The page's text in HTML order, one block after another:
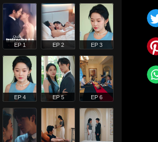
EP 1 EP 2 EP 3
EP 4 EP 5 EP 6